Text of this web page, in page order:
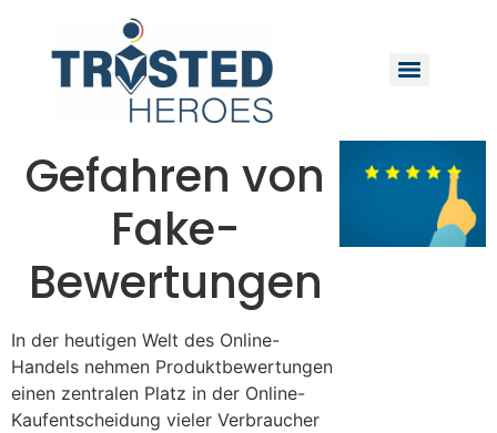
Gefahren von
Fake-
Bewertungen
In der heutigen Welt des Online-
Handels nehmen Produktbewertungen
einen zentralen Platz in der Online-
Kaufentscheidung vieler Verbraucher